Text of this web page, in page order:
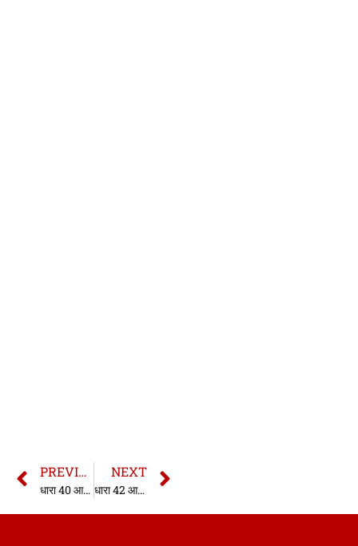
PREVIOUS
धारा 40 आर्म्स एक्ट | धारा 40 आयुध अधिनियम | 40 Arms Act in hindi
NEXT
धारा 42 आर्म्स एक्ट | धारा 42 आयुध अधिनियम | 42 Arms Act in hindi